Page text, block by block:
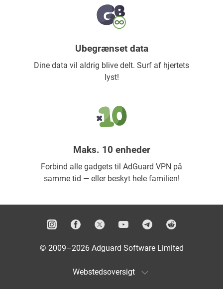
Ubegrænset data
Dine data vil aldrig blive delt. Surf af hjertets
lyst!
Maks. 10 enheder
Forbind alle gadgets til AdGuard VPN på
samme tid — eller beskyt hele familien!
© 2009–2026 Adguard Software Limited
Webstedsoversigt